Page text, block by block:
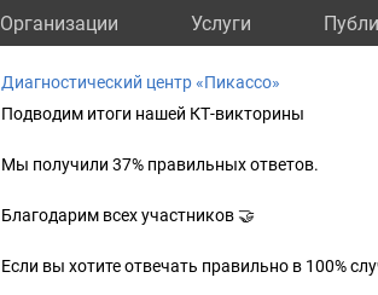
Организации Услуги
Диагностический центр «Пикассо»
Подводим итоги нашей КТ-викторины
Мы получили 37% правильных ответов.
Благодарим всех участников 🤝
Если вы хотите отвечать правильно в 100%